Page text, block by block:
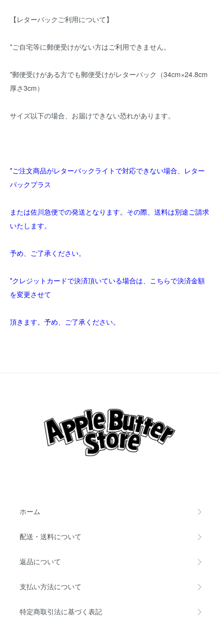
【レターパックご利用について】
*ご自宅等に郵便受けがない方はご利用できません。
*郵便受けがある方でも郵便受けがレターパック（34cm×24.8cm
厚さ3cm）
サイズ以下の場合、お届けできない恐れがあります。
*ご注文商品がレターパックライトで対応できない場合、レター
パックプラス
または佐川急便での発送となります。その際、送料は別途ご請求
いたします。
予め、ご了承ください。
*クレジットカードで決済頂いている場合は、こちらで決済金額
を変更させて
頂きます。予め、ご了承ください。
ホーム
配送・送料について
返品について
支払い方法について
特定商取引法に基づく表記